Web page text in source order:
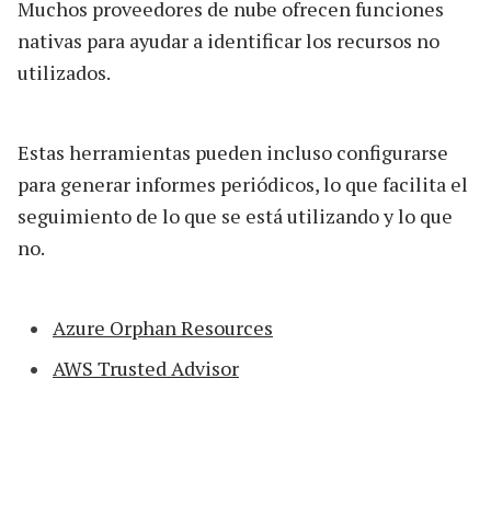
Muchos proveedores de nube ofrecen funciones
nativas para ayudar a identificar los recursos no
utilizados.
Estas herramientas pueden incluso configurarse
para generar informes periódicos, lo que facilita el
seguimiento de lo que se está utilizando y lo que
no.
Azure Orphan Resources
AWS Trusted Advisor